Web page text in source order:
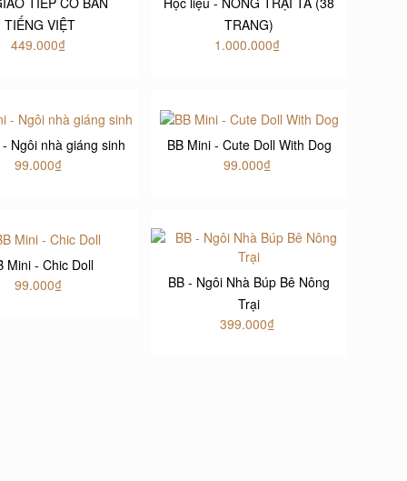
TIẾNG VIỆT
449.000₫
TRANG)
1.000.000₫
Ngôi nhà giáng sinh
99.000₫
BB Mini - Cute Doll With Dog
99.000₫
Mini - Chic Doll
99.000₫
BB - Ngôi Nhà Búp Bê Nông
Trại
399.000₫